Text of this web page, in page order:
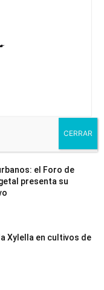
el Foro de
presenta su
Xylella en cultivos de